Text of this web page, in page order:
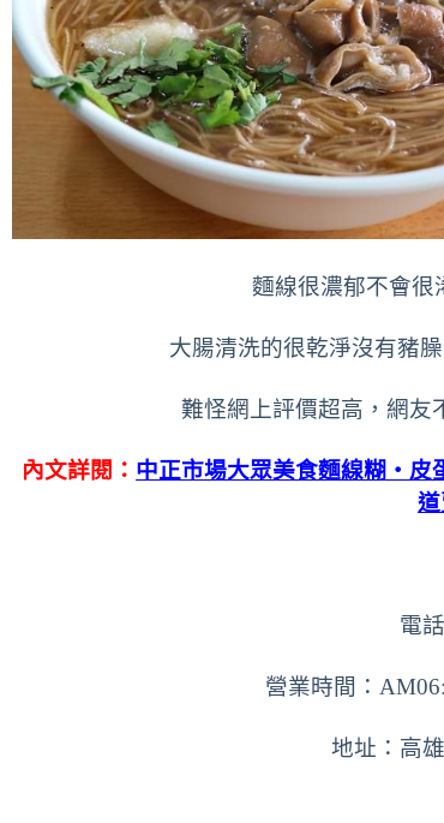
麵線很濃郁不會很
大腸清洗的很乾淨沒有豬
難怪網上評價超高，網友
內文詳閱： 中正市場大眾美食麵線糊‧皮
電
營業時間：
地址：高